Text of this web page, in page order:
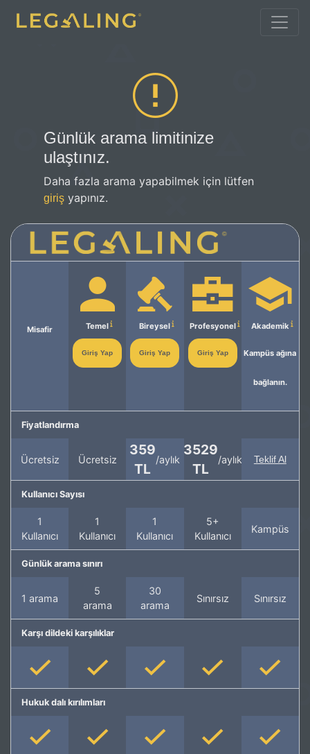
Günlük arama limitinize
ulaştınız.
Daha fazla arama yapabilmek için lütfen
giriş yapınız.
Misafir Temel
Giriş Yap
Bireysel
Giriş Yap
Profesyonel
Giriş Yap
Akademik
Kampüs ağına
bağlanın.
Fiyatlandırma
Ücretsiz Ücretsiz
359
TL
/aylık
3529
TL
/aylık Teklif Al
Kullanıcı Sayısı
1
Kullanıcı
1
Kullanıcı
1
Kullanıcı
5+
Kullanıcı
Kampüs
Günlük arama sınırı
1 arama
5
arama
30
arama
Sınırsız Sınırsız
Karşı dildeki karşılıklar
Hukuk dalı kırılımları